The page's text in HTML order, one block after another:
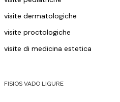
visite dermatologiche
visite proctologiche
visite di medicina estetica
FISIOS VADO LIGURE